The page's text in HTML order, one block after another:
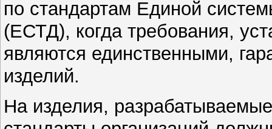
по стандартам Единой
(ЕСТД), когда требования,
являются единственными,
изделий.
На изделия,